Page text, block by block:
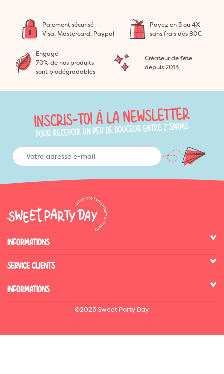
Paiement sécurisé
Visa, Mastercard, Paypal
Payez en 3 ou 4X
sans frais dès 80€
Engagé
70% de nos produits
sont biodégradables
Créateur de fête
depuis 2013
INSCRIS-TOI À LA NEWSLETTER
POUR RECEVOIR UN PEU DE DOUCEUR ENTRE 2 SPAMS
INFORMATIONS
SERVICE CLIENTS
INFORMATIONS
©2023 Sweet Party Day